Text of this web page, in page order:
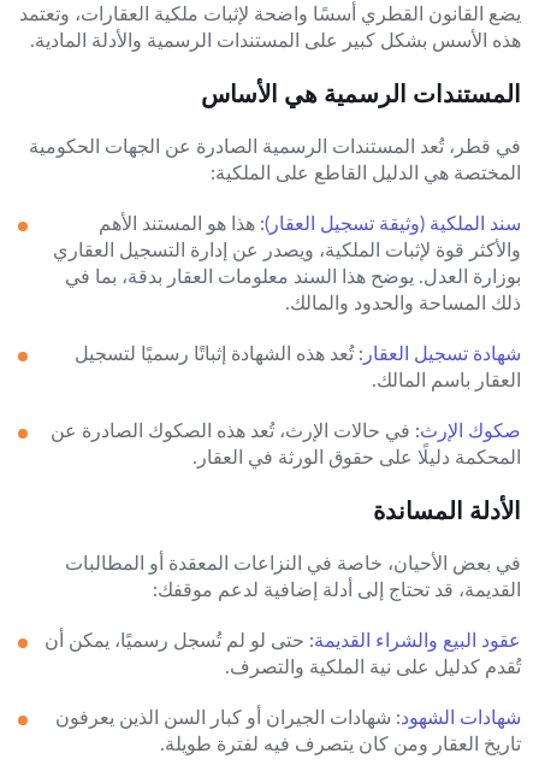
يضع القانون القطري أسسًا واضحة لإثبات ملكية العقارات، وتعتمد
هذه الأسس بشكل كبير على المستندات الرسمية والأدلة المادية.
المستندات الرسمية هي الأساس
في قطر، تُعد المستندات الرسمية الصادرة عن الجهات الحكومية
المختصة هي الدليل القاطع على الملكية:
سند الملكية (وثيقة تسجيل العقار): هذا هو المستند الأهم
والأكثر قوة لإثبات الملكية، ويصدر عن إدارة التسجيل العقاري
بوزارة العدل. يوضح هذا السند معلومات العقار بدقة، بما في
ذلك المساحة والحدود والمالك.
شهادة تسجيل العقار: تُعد هذه الشهادة إثباتًا رسميًا لتسجيل
العقار باسم المالك.
صكوك الإرث: في حالات الإرث، تُعد هذه الصكوك الصادرة عن
المحكمة دليلًا على حقوق الورثة في العقار.
الأدلة المساندة
في بعض الأحيان، خاصة في النزاعات المعقدة أو المطالبات
القديمة، قد تحتاج إلى أدلة إضافية لدعم موقفك:
عقود البيع والشراء القديمة: حتى لو لم تُسجل رسميًا، يمكن أن
تُقدم كدليل على نية الملكية والتصرف.
شهادات الشهود: شهادات الجيران أو كبار السن الذين يعرفون
تاريخ العقار ومن كان يتصرف فيه لفترة طويلة.